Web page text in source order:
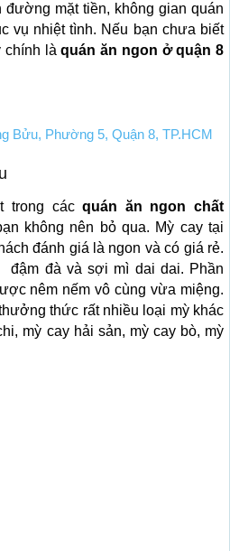
mặt tiền, không gian quán
vụ nhiệt tình. Nếu bạn chưa biết
chính là quán ăn ngon ở quận 8
Bửu, Phường 5, Quận 8, TP.HCM
trong cácquán ăn ngon chất
không nên bỏ qua. Mỳ cay tại
đánh giá là ngon và có giá rẻ.
đà và sợi mì dai dai. Phần
nêm nếm vô cùng vừa miệng.
thức rất nhiều loại mỳ khác
mỳ cay hải sản, mỳ cay bò, mỳ